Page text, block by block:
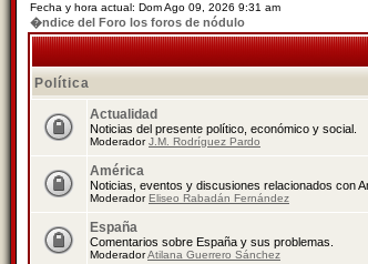
Fecha y hora actual: Dom Ago 09, 2026 9:31 am
�ndice del Foro los foros de nódulo
Política
Actualidad
Noticias del presente político, económico y social.
ModeradorJ.M. Rodríguez Pardo
América
Noticias, eventos y discusiones relacionados con
ModeradorEliseo Rabadán Fernández
España
Comentarios sobre España y sus problemas.
ModeradorAtilana Guerrero Sánchez